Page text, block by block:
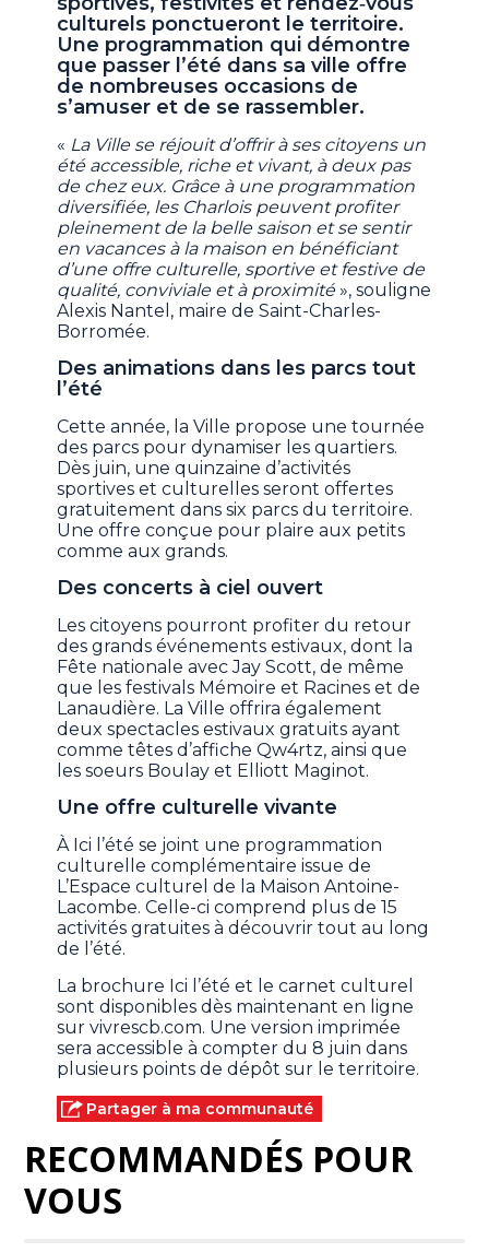
culturels ponctueront le territoire.
Une programmation qui démontre
que passer l’été dans sa ville offre
de nombreuses occasions de
s’amuser et de se rassembler.
« La Ville se réjouit d’offrir à ses citoyens un
été accessible, riche et vivant, à deux pas
de chez eux. Grâce à une programmation
diversifiée, les Charlois peuvent profiter
pleinement de la belle saison et se sentir
en vacances à la maison en bénéficiant
d’une offre culturelle, sportive et festive de
qualité, conviviale et à proximité», souligne
Alexis Nantel, maire de Saint-Charles-
Borromée.
Des animations dans les parcs tout
l’été
Cette année, la Ville propose une tournée
des parcs pour dynamiser les quartiers.
Dès juin, une quinzaine d’activités
sportives et culturelles seront offertes
gratuitement dans six parcs du territoire.
Une offre conçue pour plaire aux petits
comme aux grands.
Des concerts à ciel ouvert
Les citoyens pourront profiter du retour
des grands événements estivaux, dont la
Fête nationale avec Jay Scott, de même
que les festivals Mémoire et Racines et de
Lanaudière. La Ville offrira également
deux spectacles estivaux gratuits ayant
comme têtes d’affiche Qw4rtz, ainsi que
les soeurs Boulay et Elliott Maginot.
Une offre culturelle vivante
À Ici l’été se joint une programmation
culturelle complémentaire issue de
L’Espace culturel de la Maison Antoine-
Lacombe. Celle-ci comprend plus de 15
activités gratuites à découvrir tout au long
de l’été.
La brochure Ici l’été et le carnet culturel
sont disponibles dès maintenant en ligne
sur vivrescb.com. Une version imprimée
sera accessible à compter du 8 juin dans
plusieurs points de dépôt sur le territoire.
Partager à ma communauté
RECOMMANDÉS POUR
VOUS